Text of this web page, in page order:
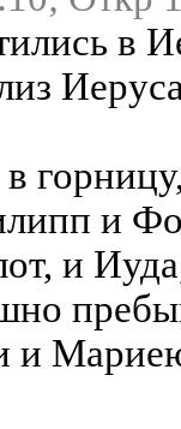
в
и
и
и